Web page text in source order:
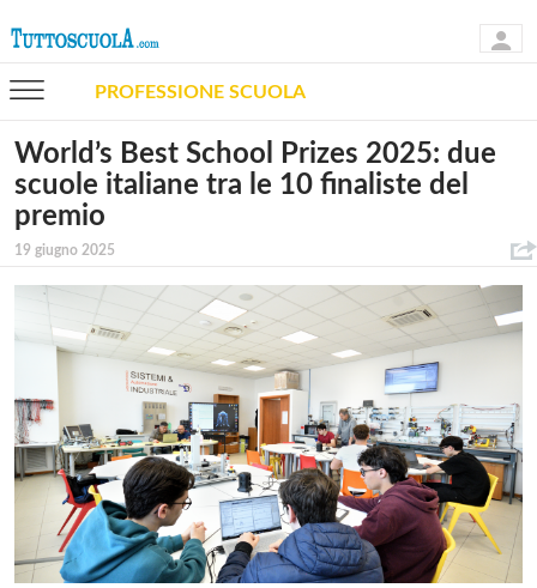
PROFESSIONE SCUOLA
World’s Best School Prizes 2025: due
scuole italiane tra le 10 finaliste del
premio
19 giugno 2025